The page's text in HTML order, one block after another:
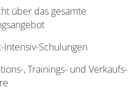
über das gesamte
Intensiv-Schulungen
, Trainings- und Verkaufs-